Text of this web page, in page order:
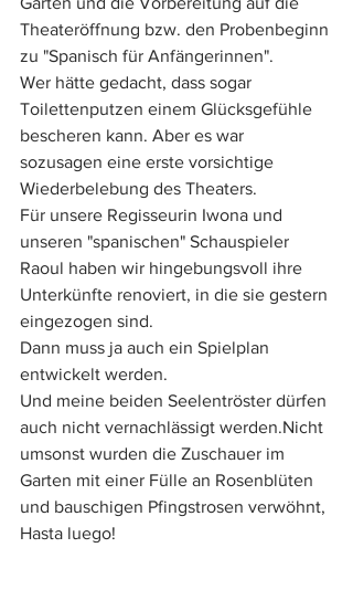
Theateröffnung bzw. den Probenbeginn
zu "Spanisch für Anfängerinnen".
Wer hätte gedacht, dass sogar
Toilettenputzen einem Glücksgefühle
bescheren kann. Aber es war
sozusagen eine erste vorsichtige
Wiederbelebung des Theaters.
Für unsere Regisseurin Iwona und
unseren "spanischen" Schauspieler
Raoul haben wir hingebungsvoll ihre
Unterkünfte renoviert, in die sie gestern
eingezogen sind.
Dann muss ja auch ein Spielplan
entwickelt werden.
Und meine beiden Seelentröster dürfen
auch nicht vernachlässigt werden.Nicht
umsonst wurden die Zuschauer im
Garten mit einer Fülle an Rosenblüten
und bauschigen Pfingstrosen verwöhnt,
Hasta luego!